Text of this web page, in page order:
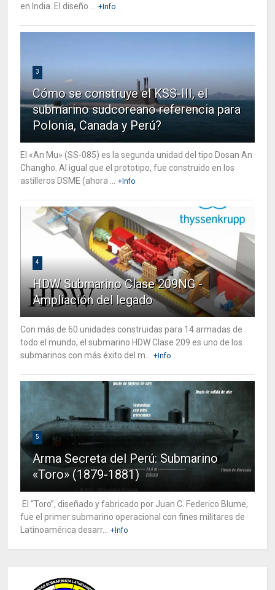
en India. El diseño ...
+Info
3
Cómo se construye el KSS-III, el
submarino sudcoreano referencia para
Polonia, Canada y Perú?
El «An Mu» (SS-085) es la segunda unidad del tipo Dosan An
Changho. Al igual que el prototipo, fue construido en los
astilleros DSME (ahora ...
+Info
4
HDW Submarino Clase 209NG -
Ampliación del legado
Con más de 60 unidades construidas para 14 armadas de
todo el mundo, el submarino HDW Clase 209 es uno de los
submarinos con más éxito del m...
+Info
5
Arma Secreta del Perú: Submarino
«Toro» (1879-1881)
El “Toro”, diseñado y fabricado por Juan C. Federico Blume,
fue el primer submarino operacional con fines militares de
Latinoamérica desarr...
+Info